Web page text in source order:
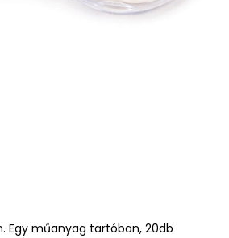
Egy műanyag tartóban, 20db